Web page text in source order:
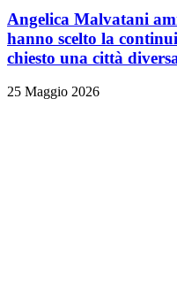
Angelica Malvatani
hanno scelto la
chiesto una città
25 Maggio 2026